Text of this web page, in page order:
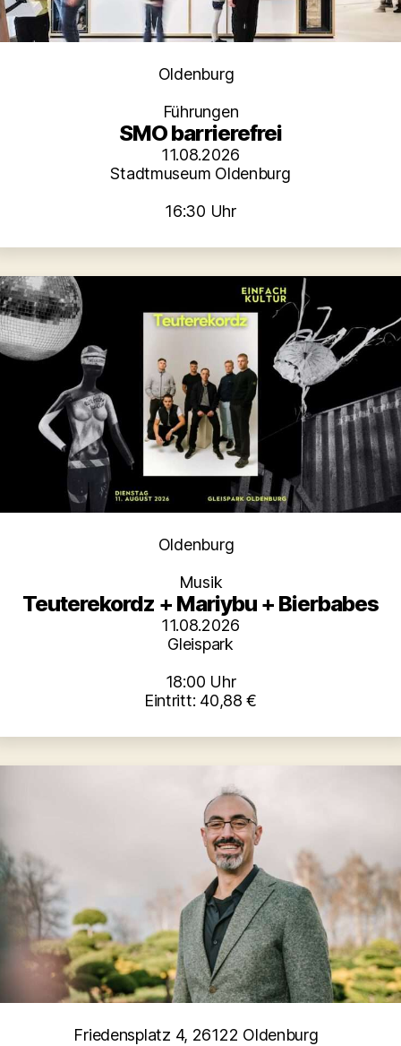
Kategorien
Oldenburg
Führungen
SMO barrierefrei
11.08.2026
Stadtmuseum Oldenburg
16:30 Uhr
Kategorien
Oldenburg
Musik
Teuterekordz + Mariybu + Bierbabes
11.08.2026
Gleispark
18:00 Uhr
Eintritt: 40,88 €
Kategorien
Friedensplatz 4, 26122 Oldenburg